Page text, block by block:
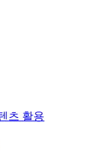
츠 활용